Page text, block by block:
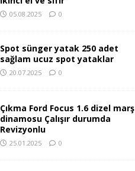
05.08.2025 0
Spot sünger yatak 250 adet
sağlam ucuz spot yataklar
20.07.2025 0
Çıkma Ford Focus 1.6 dizel marş
dinamosu Çalışır durumda
Revizyonlu
25.01.2025 0